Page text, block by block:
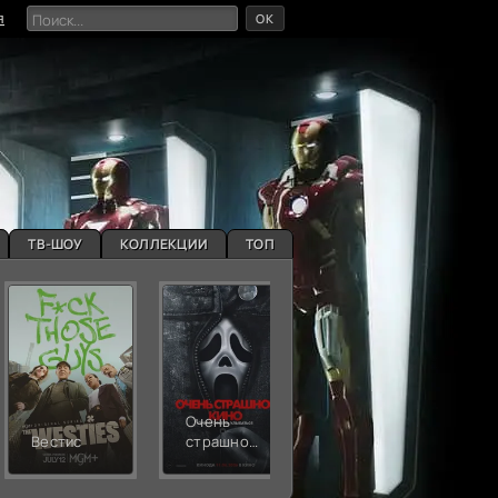
OK
ТВ-ШОУ КОЛЛЕКЦИИ ТОП
Вестис
Очень
страшное
кино
Живая
ярость